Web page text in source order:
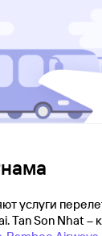
услуги
Tan Son Nhat